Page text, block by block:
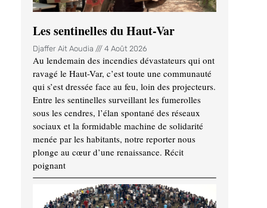
Les sentinelles du Haut-Var
Djaffer Ait Aoudia 4 Août 2026
Au lendemain des incendies dévastateurs qui ont
ravagé le Haut-Var, c’est toute une communauté
qui s’est dressée face au feu, loin des projecteurs.
Entre les sentinelles surveillant les fumerolles
sous les cendres, l’élan spontané des réseaux
sociaux et la formidable machine de solidarité
menée par les habitants, notre reporter nous
plonge au cœur d’une renaissance. Récit
poignant